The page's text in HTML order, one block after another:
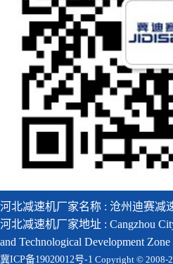
河北减速机厂家名称 : 沧州迪赛减
河北减速机厂家地址 : Cangzhou
and Technological Development Zone
冀ICP备19020012号-1 Copyright © 2008-